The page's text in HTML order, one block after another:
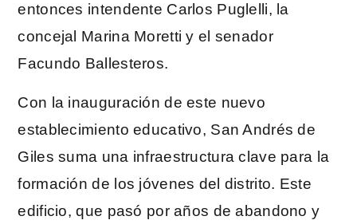
entonces intendente Carlos Puglelli, la
concejal Marina Moretti y el senador
Facundo Ballesteros.
Con la inauguración de este nuevo
establecimiento educativo, San Andrés de
Giles suma una infraestructura clave para la
formación de los jóvenes del distrito. Este
edificio, que pasó por años de abandono y